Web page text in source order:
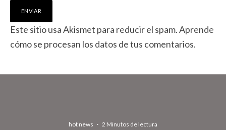
Este sitio usa Akismet para reducir el spam.Aprende
cómo se procesan los datos de tus comentarios.
hot news · 2 Minutos de lectura